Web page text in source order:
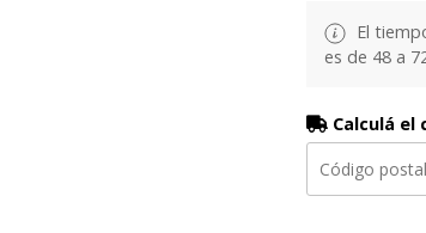
El
es de 48 a
Calculá el